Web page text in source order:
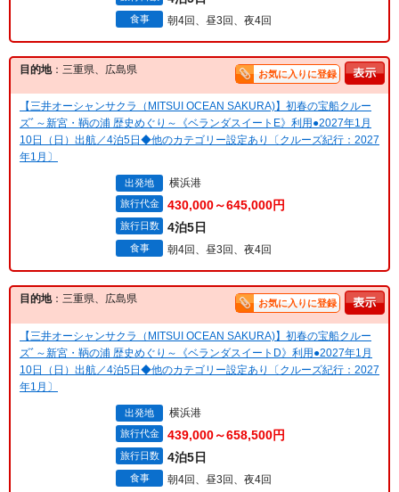
食事 朝4回、昼3回、夜4回
目的地：三重県、広島県 お気に入りに登録
【三井オーシャンサクラ（MITSUI OCEAN SAKURA)】初春の宝船クルー
ズﾞ～新宮・鞆の浦 歴史めぐり～《ベランダスイートE》利用●2027年1月
10日（日）出航／4泊5日◆他のカテゴリー設定あり〔クルーズ紀行：2027
年1月〕
出発地 横浜港
旅行代金 430,000～645,000円
旅行日数 4泊5日
食事 朝4回、昼3回、夜4回
目的地：三重県、広島県 お気に入りに登録
【三井オーシャンサクラ（MITSUI OCEAN SAKURA)】初春の宝船クルー
ズﾞ～新宮・鞆の浦 歴史めぐり～《ベランダスイートD》利用●2027年1月
10日（日）出航／4泊5日◆他のカテゴリー設定あり〔クルーズ紀行：2027
年1月〕
出発地 横浜港
旅行代金 439,000～658,500円
旅行日数 4泊5日
食事 朝4回、昼3回、夜4回